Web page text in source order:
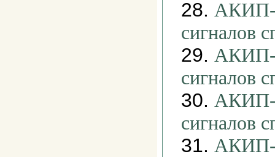
28. АКИП-
сигналов
29. АКИП-
сигналов
30. АКИП-
сигналов
31. АКИП-